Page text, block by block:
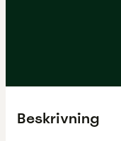
Beskrivning